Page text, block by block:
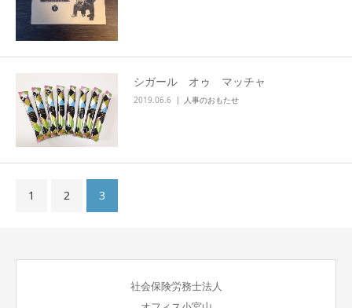
シガール オゥ マッチャ
2019.06.6 人事のおもたせ
1 2 3
社会保険労務士法人